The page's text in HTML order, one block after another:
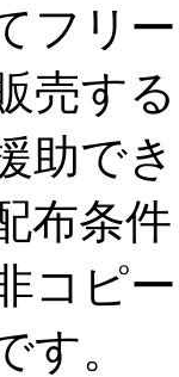
フリ
売す
助で
布条
コピ
す。